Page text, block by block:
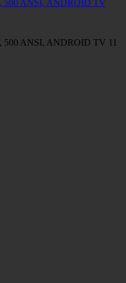
500 ANSI, ANDROID TV
500 ANSI, ANDROID TV 11